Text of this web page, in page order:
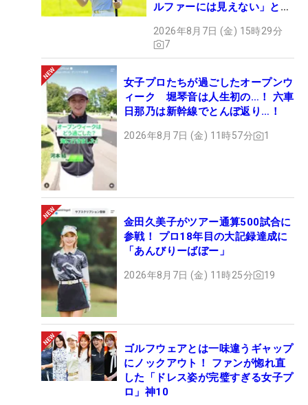
ルファーには見えない」とコ
2026年8月7日 (金) 15時29分
7
女子プロたちが過ごしたオープンウ
ィーク 堀琴音は人生初の…！ 六車
日那乃は新幹線でとんぼ返り…！
2026年8月7日 (金) 11時57分 1
金田久美子がツアー通算500試合に
参戦！ プロ18年目の大記録達成に
「あんびりーばぼー」
2026年8月7日 (金) 11時25分 19
ゴルフウェアとは一味違うギャップ
にノックアウト！ ファンが惚れ直
した「ドレス姿が完璧すぎる女子プ
ロ」神10